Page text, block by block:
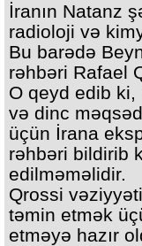
İranın Natanz
radioloji və
Bu barədə
rəhbəri Rafael
O qeyd edib
və dinc
üçün İrana
rəhbəri bildirib
edilməməlidir.
Qrossi
təmin etmək
etməyə hazır